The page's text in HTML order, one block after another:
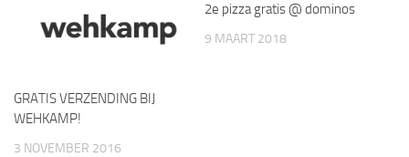
GRATIS VERZENDING BIJ
WEHKAMP!
3 NOVEMBER 2016
2e pizza gratis @ dominos
9 MAART 2018